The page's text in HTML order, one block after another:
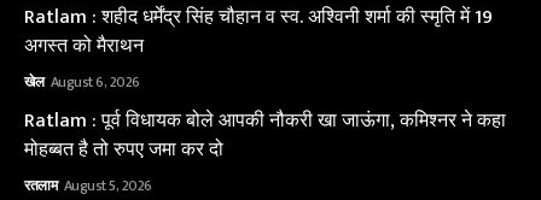
Ratlam : शहीद धर्मेंद्र सिंह चौहान व स्व. अश्विनी शर्मा की स्मृति में 19
अगस्त को मैराथन
खेल August 6, 2026
Ratlam : पूर्व विधायक बोले आपकी नौकरी खा जाऊंगा, कमिश्नर ने कहा
मोहब्बत है तो रुपए जमा कर दो
रतलाम August 5, 2026